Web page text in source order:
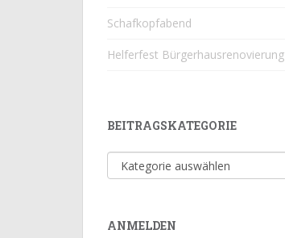
Schafkopfabend
Helferfest Bürgerhausrenovierung
BEITRAGSKATEGORIE
Beitragskategorie
ANMELDEN